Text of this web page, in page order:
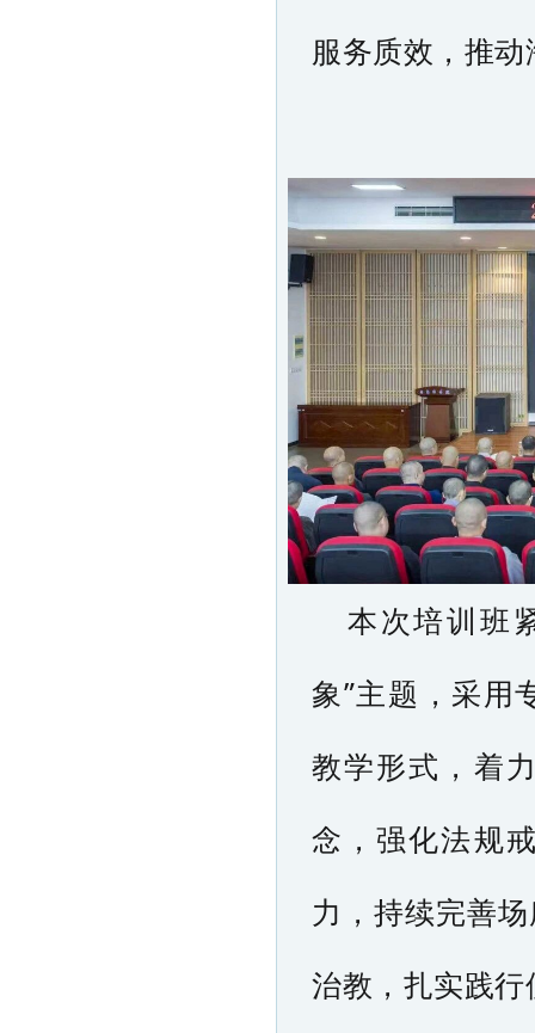
服务质效，推
本次培训班
象”主题，采用
教学形式，着
念，强化法规
力，持续完善
治教，扎实践行